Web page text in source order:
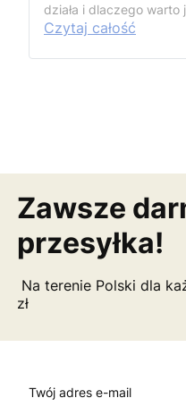
działa i dlaczego warto
Czytaj całość
Zawsze
przesyłka!
Na terenie Polski dla
zł
Twój adres e-mail